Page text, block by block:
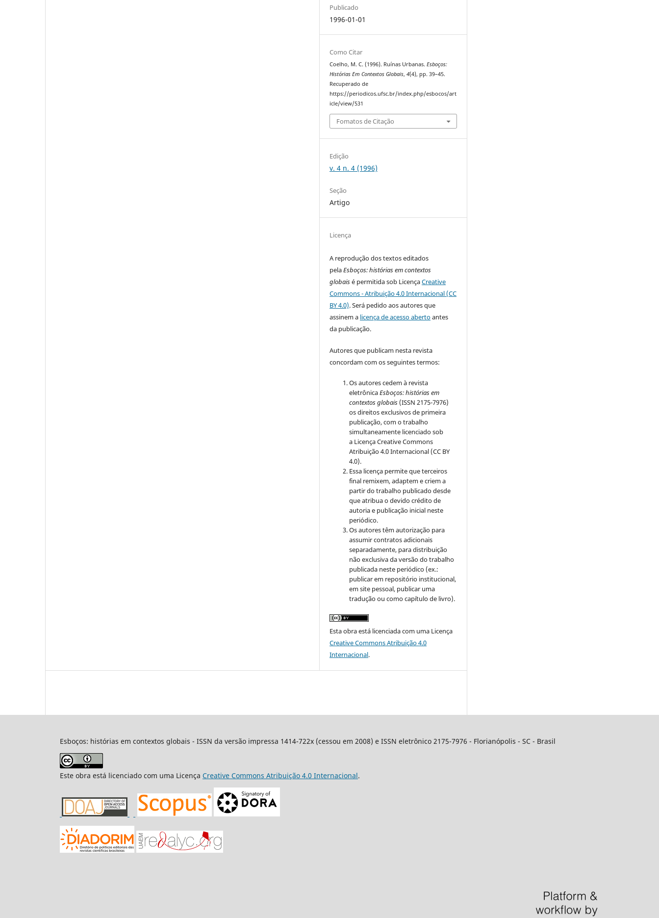
Publicado
1996-01-01
Como Citar
Coelho, M. C. (1996). Ruínas Urbanas.Esboços:
Histórias Em Contextos Globais,4(4), pp. 39–45.
Recuperado de
https://periodicos.ufsc.br/index.php/esbocos/art
icle/view/531
Fomatos de Citação
Edição
v. 4 n. 4 (1996)
Seção
Artigo
Licença
A reprodução dos textos editados
pelaEsboços: histórias em contextos
globaisé permitida sob LicençaCreative
Commons - Atribuição 4.0 Internacional (CC
BY 4.0). Será pedido aos autores que
assinem a licença de acesso abertoantes
da publicação.
Autores que publicam nesta revista
concordam com os seguintes termos:
Os autores cedem à revista
eletrônicaEsboços: histórias em
contextos globais (ISSN 2175-7976)
os direitos exclusivos de primeira
publicação, com o trabalho
simultaneamente licenciado sob
a Licença Creative Commons
Atribuição 4.0 Internacional (CC BY
4.0).
Essa licença permite que terceiros
final remixem, adaptem e criem a
partir do trabalho publicado desde
que atribua o devido crédito de
autoria e publicação inicial neste
periódico.
Os autores têm autorização para
assumir contratos adicionais
separadamente, para distribuição
não exclusiva da versão do trabalho
publicada neste periódico (ex.:
publicar em repositório institucional,
em site pessoal, publicar uma
tradução ou como capítulo de livro).
Esta obra está licenciada com uma Licença
Creative Commons Atribuição 4.0
Internacional.
Esboços: histórias em contextos globais - ISSN da versão impressa 1414-722x (cessou em 2008) e ISSN eletrônico 2175-7976 - Florianópolis - SC - Brasil
Este obra está licenciado com uma Licença Creative Commons Atribuição 4.0 Internacional.